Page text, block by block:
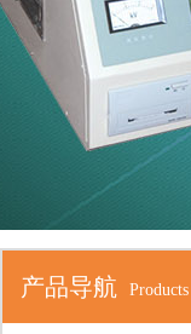
产品导航 Products